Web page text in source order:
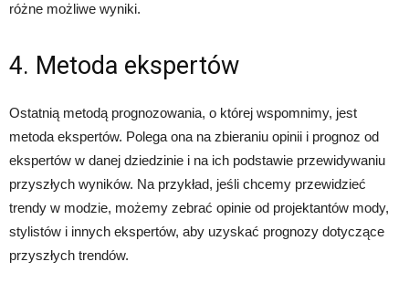
różne możliwe wyniki.
4. Metoda ekspertów
Ostatnią metodą prognozowania, o której wspomnimy, jest
metoda ekspertów. Polega ona na zbieraniu opinii i prognoz od
ekspertów w danej dziedzinie i na ich podstawie przewidywaniu
przyszłych wyników. Na przykład, jeśli chcemy przewidzieć
trendy w modzie, możemy zebrać opinie od projektantów mody,
stylistów i innych ekspertów, aby uzyskać prognozy dotyczące
przyszłych trendów.